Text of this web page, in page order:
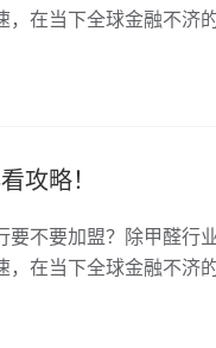
，在当下全球金融不济
攻略！
要不要加盟？除甲醛行
，在当下全球金融不济